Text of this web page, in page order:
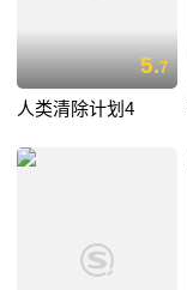
5.7
人类清除计划4